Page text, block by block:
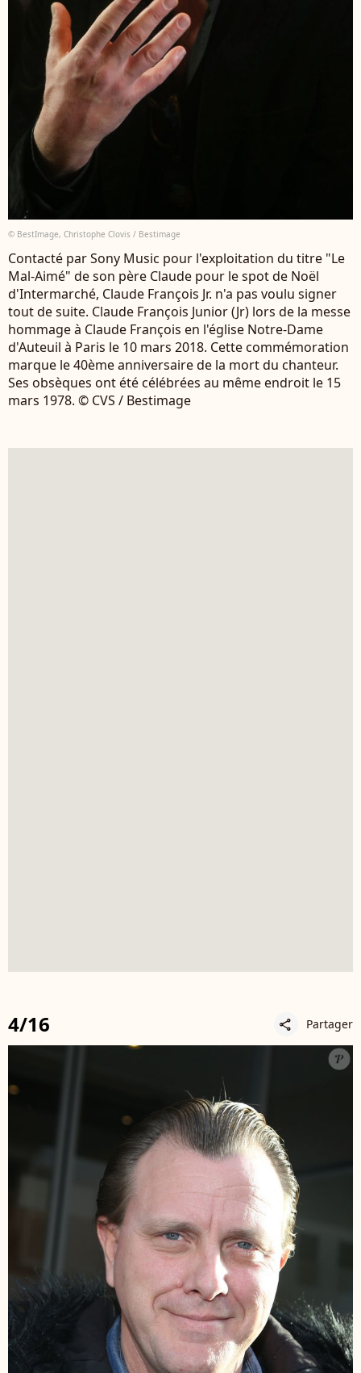
© BestImage, Christophe Clovis / Bestimage
Contacté par Sony Music pour l'exploitation du titre "Le
Mal-Aimé" de son père Claude pour le spot de Noël
d'Intermarché, Claude François Jr. n'a pas voulu signer
tout de suite. Claude François Junior (Jr) lors de la messe
hommage à Claude François en l'église Notre-Dame
d'Auteuil à Paris le 10 mars 2018. Cette commémoration
marque le 40ème anniversaire de la mort du chanteur.
Ses obsèques ont été célébrées au même endroit le 15
mars 1978. © CVS / Bestimage
4/16 share Partager